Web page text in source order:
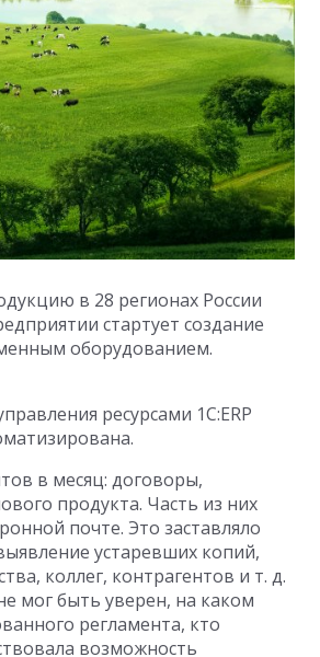
в 28 регионах России
стартует создание
оборудованием.
ресурсами 1С:ERP
в месяц: договоры,
продукта. Часть из них
почте. Это заставляло
устаревших копий,
коллег, контрагентов и т. д.
мог быть уверен, на каком
регламента, кто
возможность